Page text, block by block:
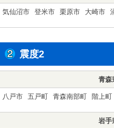
気仙沼市 登米市 栗原市 大崎市
震度2
青森
八戸市 五戸町 青森南部町 階上町
岩手